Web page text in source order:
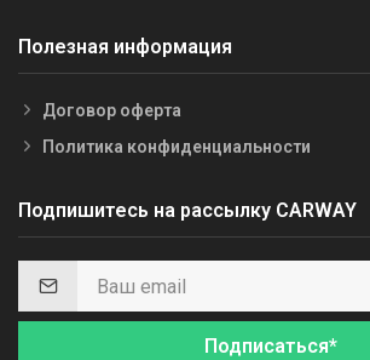
Полезная информация
Договор оферта
Политика конфиденциальности
Подпишитесь на рассылку CARWAY
Подписаться*